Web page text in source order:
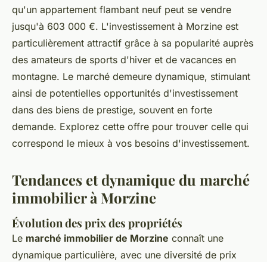
qu'un appartement flambant neuf peut se vendre
jusqu'à 603 000 €. L'investissement à Morzine est
particulièrement attractif grâce à sa popularité auprès
des amateurs de sports d'hiver et de vacances en
montagne. Le marché demeure dynamique, stimulant
ainsi de potentielles opportunités d'investissement
dans des biens de prestige, souvent en forte
demande. Explorez cette offre pour trouver celle qui
correspond le mieux à vos besoins d'investissement.
Tendances et dynamique du marché
immobilier à Morzine
Évolution des prix des propriétés
Le marché immobilier de Morzine connaît une
dynamique particulière, avec une diversité de prix